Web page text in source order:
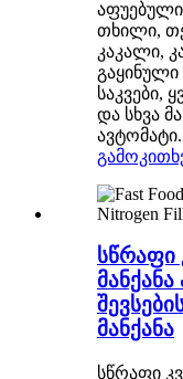
აფუებული
თხილი,
კაკალი,
გაყინული
საკვები,
და სხვა
სწრაფი
მანქანა
სწრაფი